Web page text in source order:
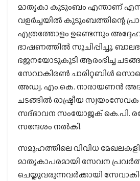
മാതൃകാ കുടുംബം എന്താണ്
വളർച്ചയിൽ കുടുംബത്തിന്റെ
എത്രത്തോളം ഉണ്ടെന്നും
ഭാഷണത്തിൽ സൂചിപ്പിച്ചു.
ഭജനയോടുകൂടി ആരംഭിച്ച
സേവാകിരൺ ചാരിറ്റബിൾ
അഡ്വ. എം.കെ. നാരായണൻ
ചടങ്ങിൽ രാഷ്ട്രീയ
സദ്ഭാവന സംയോജക് കെ.പി.
സന്ദേശം നൽകി.
സമൂഹത്തിലെ വിവിധ
മാതൃകാപരമായി സേവന
ചെയ്തുവരുന്നവർക്കായി